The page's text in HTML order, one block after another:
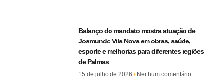
Balanço do mandato mostra atuação de
Josmundo Vila Nova em obras, saúde,
esporte e melhorias para diferentes regiões
de Palmas
15 de julho de 2026 Nenhum comentário